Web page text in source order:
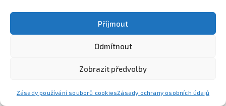
Příjmout
Odmítnout
Zobrazit předvolby
Zásady používání souborů cookiesZásady ochrany osobních údajů